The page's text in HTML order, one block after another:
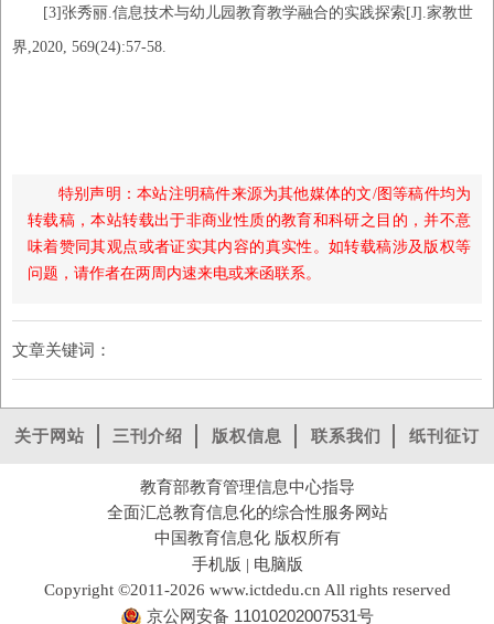
[3]张秀丽.信息技术与幼儿园教育教学融合的实践探索[J].家教世
界,2020, 569(24):57-58.
特别声明：本站注明稿件来源为其他媒体的文/图等稿件均为
转载稿，本站转载出于非商业性质的教育和科研之目的，并不意
味着赞同其观点或者证实其内容的真实性。如转载稿涉及版权等
问题，请作者在两周内速来电或来函联系。
文章关键词：
关于网站 三刊介绍 版权信息 联系我们 纸刊征订
教育部教育管理信息中心指导
全面汇总教育信息化的综合性服务网站
中国教育信息化 版权所有
手机版 | 电脑版
Copyright ©2011-2026 www.ictdedu.cn All rights reserved
京公网安备 11010202007531号